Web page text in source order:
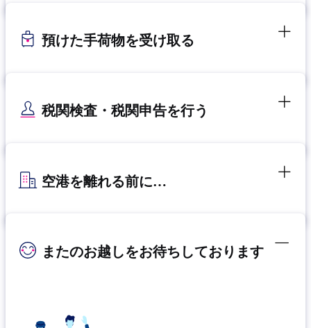
預けた手荷物を受け取る
税関検査・税関申告を行う
空港を離れる前に…
またのお越しをお待ちしております